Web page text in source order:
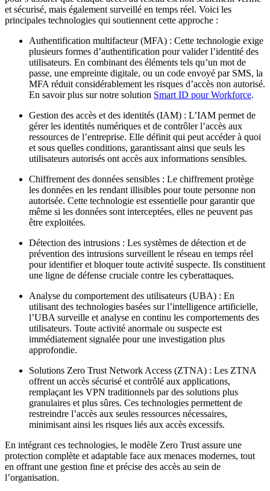
et sécurisé, mais également surveillé en temps réel. Voici les
principales technologies qui soutiennent cette approche :
Authentification multifacteur (MFA) : Cette technologie exige
plusieurs formes d’authentification pour valider l’identité des
utilisateurs. En combinant des éléments tels qu’un mot de
passe, une empreinte digitale, ou un code envoyé par SMS, la
MFA réduit considérablement les risques d’accès non autorisé.
En savoir plus sur notre solution Smart ID pour Workforce.
Gestion des accès et des identités (IAM) : L’IAM permet de
gérer les identités numériques et de contrôler l’accès aux
ressources de l’entreprise. Elle définit qui peut accéder à quoi
et sous quelles conditions, garantissant ainsi que seuls les
utilisateurs autorisés ont accès aux informations sensibles.
Chiffrement des données sensibles : Le chiffrement protège
les données en les rendant illisibles pour toute personne non
autorisée. Cette technologie est essentielle pour garantir que
même si les données sont interceptées, elles ne peuvent pas
être exploitées.
Détection des intrusions : Les systèmes de détection et de
prévention des intrusions surveillent le réseau en temps réel
pour identifier et bloquer toute activité suspecte. Ils constituent
une ligne de défense cruciale contre les cyberattaques.
Analyse du comportement des utilisateurs (UBA) : En
utilisant des technologies basées sur l’intelligence artificielle,
l’UBA surveille et analyse en continu les comportements des
utilisateurs. Toute activité anormale ou suspecte est
immédiatement signalée pour une investigation plus
approfondie.
Solutions Zero Trust Network Access (ZTNA) : Les ZTNA
offrent un accès sécurisé et contrôlé aux applications,
remplaçant les VPN traditionnels par des solutions plus
granulaires et plus sûres. Ces technologies permettent de
restreindre l’accès aux seules ressources nécessaires,
minimisant ainsi les risques liés aux accès excessifs.
En intégrant ces technologies, le modèle Zero Trust assure une
protection complète et adaptable face aux menaces modernes, tout
en offrant une gestion fine et précise des accès au sein de
l’organisation.